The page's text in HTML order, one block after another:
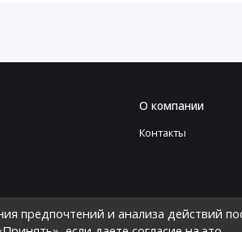
предпочтений и анализа действий
О компании
Контакты